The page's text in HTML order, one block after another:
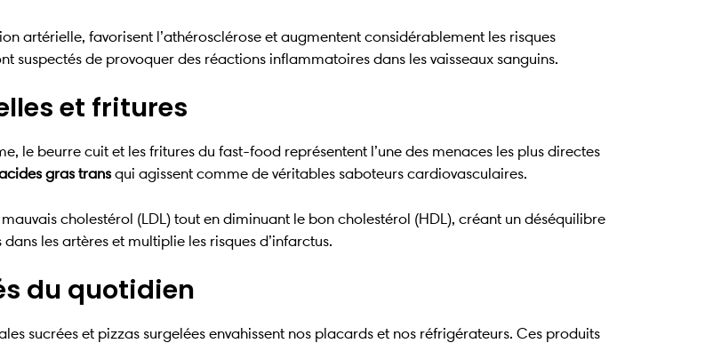
artérielle, favorisent l’athérosclérose et augmentent considérablement les risques
suspectés de provoquer des réactions inflammatoires dans les vaisseaux sanguins.
et fritures
le beurre cuit et les fritures du fast-food représentent l’une des menaces les plus directes
gras transqui agissent comme de véritables saboteurs cardiovasculaires.
cholestérol (LDL) tout en diminuant le bon cholestérol (HDL), créant un déséquilibre
les artères et multiplie les risques d’infarctus.
du quotidien
sucrées et pizzas surgelées envahissent nos placards et nos réfrigérateurs. Ces produits